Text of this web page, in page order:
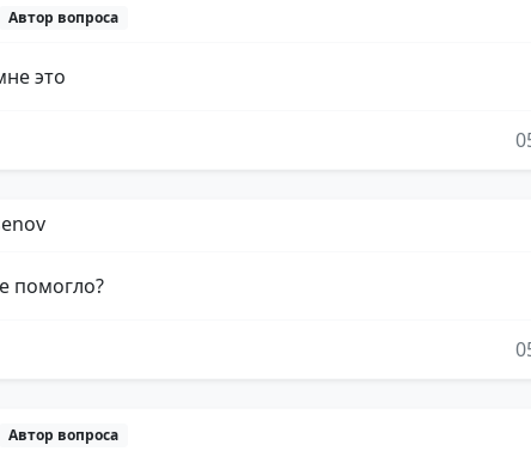
Автор вопроса
это
помогло?
Автор вопроса